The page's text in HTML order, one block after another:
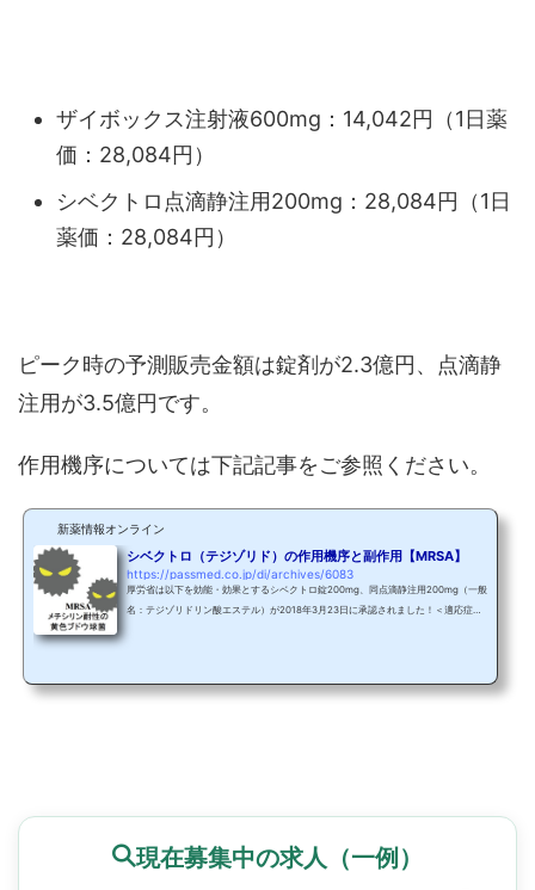
ザイボックス注射液600mg：14,042円（1日薬
価：28,084円）
シベクトロ点滴静注用200mg：28,084円（1日
薬価：28,084円）
ピーク時の予測販売金額は錠剤が2.3億円、点滴静
注用が3.5億円です。
作用機序については下記記事をご参照ください。
新薬情報オンライン
シベクトロ（テジゾリド）の作用機序と副作用【MRSA】
https://passmed.co.jp/di/archives/6083
厚労省は以下を効能・効果とするシベクトロ錠200mg、同点滴静注用200mg（一般
名：テジゾリドリン酸エステル）が2018年3月23日に承認されました！＜適応症＞
てはザイボックス（一般名：リネゾリド）と同様、オキサゾリジノン系抗菌剤に分
現在募集中の求人（一例）